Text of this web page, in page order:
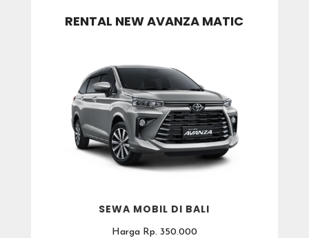
RENTAL NEW AVANZA MATIC
SEWA MOBIL DI BALI
Harga Rp. 350.000